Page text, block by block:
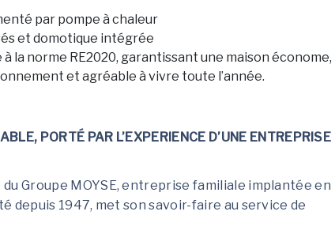
par pompe à chaleur
et domotique intégrée
la norme RE2020, garantissant une maison économe,
et agréable à vivre toute l’année.
PORTÉ PAR L’EXPERIENCE D’UNE ENTREPRISE
du Groupe MOYSE, entreprise familiale implantée en
depuis 1947, met son savoir-faire au service de